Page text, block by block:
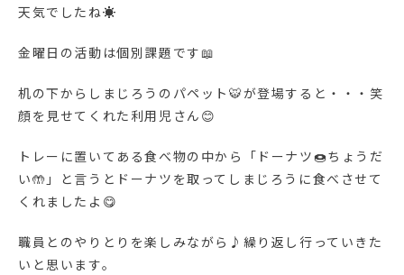
天気でしたね☀
金曜日の活動は個別課題です📖
机の下からしまじろうのパペット🐯が登場すると・・・笑
顔を見せてくれた利用児さん😊
トレーに置いてある食べ物の中から「ドーナツ🍩ちょうだ
い🤲」と言うとドーナツを取ってしまじろうに食べさせて
くれましたよ😋
職員とのやりとりを楽しみながら♪繰り返し行っていきた
いと思います。